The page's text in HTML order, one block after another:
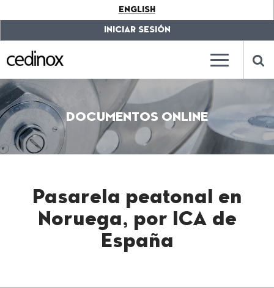
label.access.jump.content???
???
label.access.jump.header???
label.access.jump.footer???
???
label.access.jump.menu???
ENGLISH
INICIAR SESIÓN
???
???
DOCUMENTOS ONLINE
Pasarela peatonal en
Noruega, por ICA de
España